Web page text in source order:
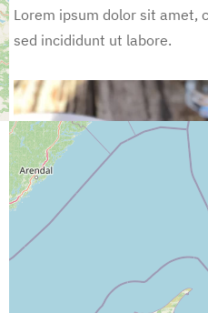
Lorem ipsum dolor sit amet,
sed incididunt ut labore.